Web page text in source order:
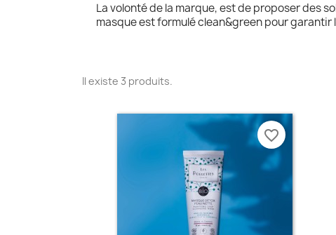
La volonté de la marque, est de proposer des
masque est formulé clean&green pour garantir
Il existe 3 produits.
favorite_border